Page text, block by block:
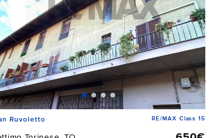
Ruvoletto RE/MAX Class 15